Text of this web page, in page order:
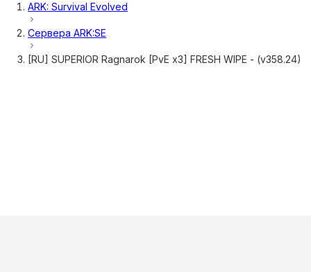
ARK: Survival Evolved
Сервера ARK:SE
[RU] SUPERIOR Ragnarok [PvE x3] FRESH WIPE - (v358.24)